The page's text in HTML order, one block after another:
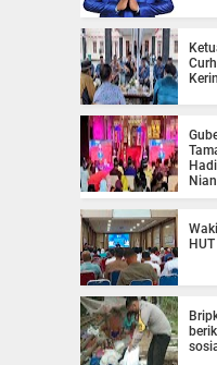
Nian